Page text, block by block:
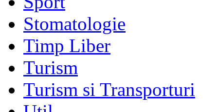
Stomatologie
Timp Liber
Turism
Turism si Transporturi